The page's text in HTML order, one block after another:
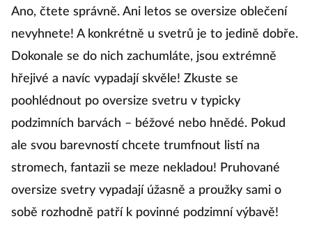
Ano, čtete správně. Ani letos se oversize oblečení
nevyhnete! A konkrétně u svetrů je to jedině dobře.
Dokonale se do nich zachumláte, jsou extrémně
hřejivé a navíc vypadají skvěle! Zkuste se
poohlédnout po oversize svetru v typicky
podzimních barvách – béžové nebo hnědé. Pokud
ale svou barevností chcete trumfnout listí na
stromech, fantazii se meze nekladou! Pruhované
oversize svetry vypadají úžasně a proužky sami o
sobě rozhodně patří k povinné podzimní výbavě!